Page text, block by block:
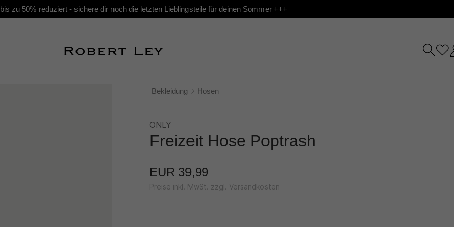
zu 50% reduziert - sichere dir noch die letzten Lieblingsteile für deinen Sommer +++
Bekleidung Hosen
ONLY
Freizeit Hose Poptrash
EUR 39,99
Preise inkl. MwSt. zzgl. Versandkosten